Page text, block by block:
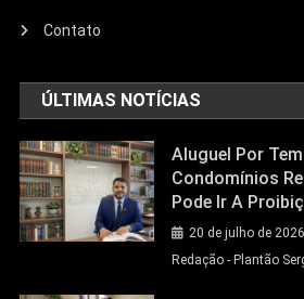
Contato
ÚLTIMAS NOTÍCIAS
Aluguel Por
Condomínios
Pode Ir A
20 de julho de 2026
Redação - Plantão